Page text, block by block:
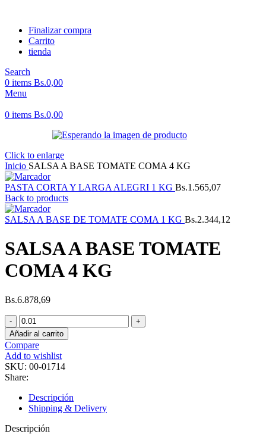
Finalizar compra
Carrito
tienda
Search
0 items Bs.0,00
Menu
0 items Bs.0,00
Click to enlarge
Inicio SALSA A BASE TOMATE COMA 4 KG
PASTA CORTA Y LARGA ALEGRI 1 KG Bs.1.565,07
Back to products
SALSA A BASE DE TOMATE COMA 1 KG Bs.2.344,12
SALSA A BASE TOMATE
COMA 4 KG
Bs.6.878,69
SALSA
A
BASE
TOMATE
COMA
4
KG
cantidad
Añadir al carrito
Compare
Add to wishlist
SKU: 00-01714
Share:
Descripción
Shipping & Delivery
Descripción